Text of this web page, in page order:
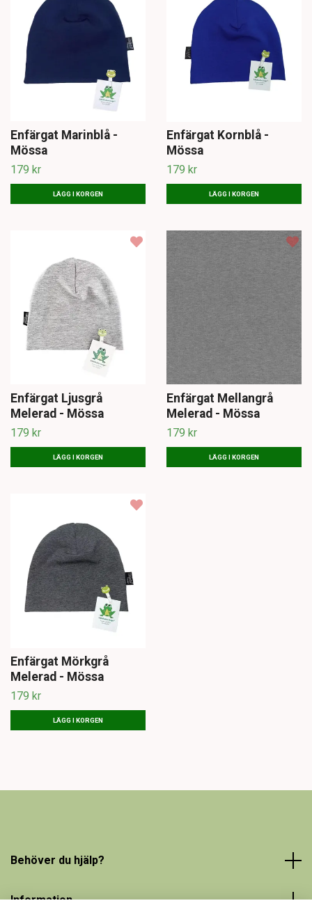
Enfärgat Marinblå -
Mössa
179 kr
LÄGG I KORGEN
Enfärgat Kornblå -
Mössa
179 kr
LÄGG I KORGEN
Enfärgat Ljusgrå
Melerad - Mössa
179 kr
LÄGG I KORGEN
Enfärgat Mellangrå
Melerad - Mössa
179 kr
LÄGG I KORGEN
Enfärgat Mörkgrå
Melerad - Mössa
179 kr
LÄGG I KORGEN
Behöver du hjälp?
Information